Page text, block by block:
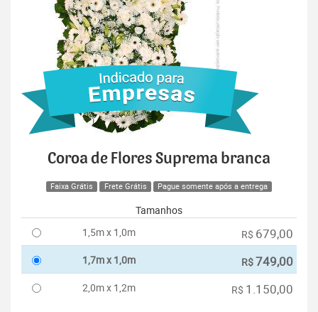
Coroa de Flores Suprema branca
Faixa Grátis Frete Grátis Pague somente após a entrega
Tamanhos
1,5m x 1,0m
R$ 679,00
1,7m x 1,0m R$749,00
2,0m x 1,2m R$ 1.150,00